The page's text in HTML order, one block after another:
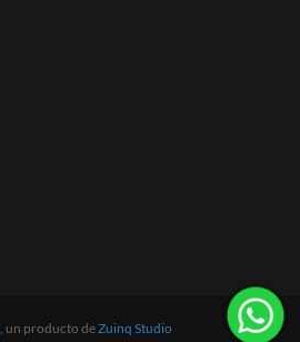
, un producto deZuinq Studio